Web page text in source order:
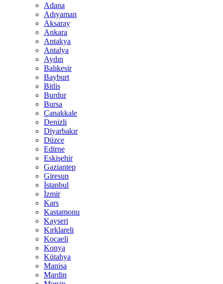
Adana
Adıyaman
Aksaray
Ankara
Antakya
Antalya
Aydın
Balıkesir
Bayburt
Bitlis
Burdur
Bursa
Çanakkale
Denizli
Diyarbakır
Düzce
Edirne
Eskişehir
Gaziantep
Giresun
İstanbul
İzmir
Kars
Kastamonu
Kayseri
Kırklareli
Kocaeli
Konya
Kütahya
Manisa
Mardin